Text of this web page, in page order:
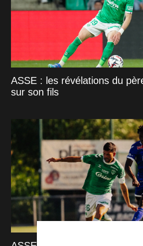
ASSE : les révélations du
sur son fils